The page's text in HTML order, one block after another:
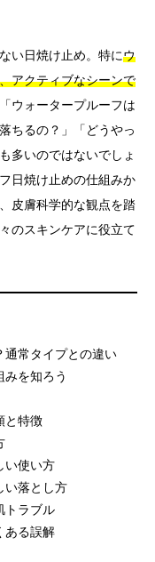
い日焼け止め。特にウ
アクティブなシーンで
ウォータープルーフは
ちるの？」「どうやっ
多いのではないでしょ
日焼け止めの仕組みか
皮膚科学的な観点を踏
のスキンケアに役立て
通常タイプとの違い
を知ろう
と特徴
い使い方
い落とし方
トラブル
ある誤解